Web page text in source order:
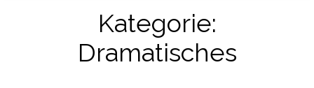
Kategorie:
Dramatisches